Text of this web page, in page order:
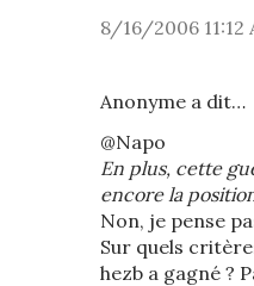
8/16/2006 11:12
Anonyme a dit…
@Napo
En plus, cette
encore la
Non, je pense
Sur quels
hezb a gagné ?